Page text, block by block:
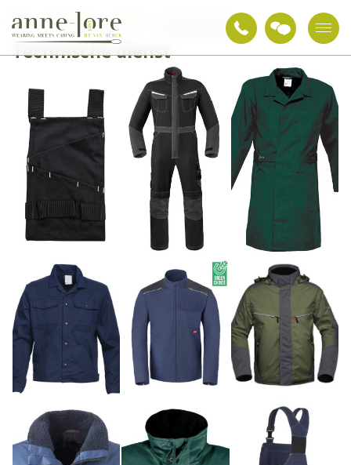
Werkkleding Kleding Technische Dienst
Technische dienst